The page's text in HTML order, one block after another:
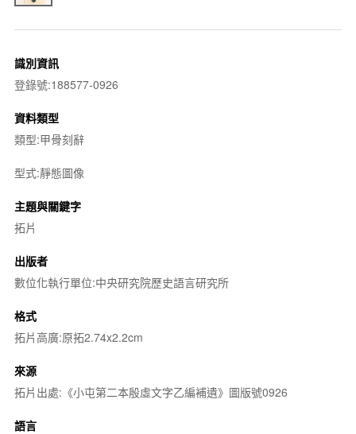
識別資訊
登錄號:188577-0926
資料類型
類型:甲骨刻辭
型式:靜態圖像
主題與關鍵字
拓片
出版者
數位化執行單位:中央研究院歷史語言研究所
格式
拓片高廣:原拓2.74x2.2cm
來源
拓片出處:《小屯第二本殷虛文字乙編補遺》圖版號0926
語言